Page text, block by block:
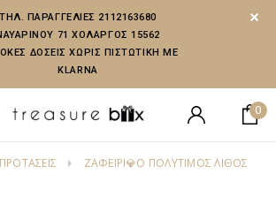
ΤΗΛ. ΠΑΡΑΓΓΕΛΙΕΣ 2112163680
71 ΧΟΛΑΡΓΟΣ 15562
ΔΟΣΕΙΣ ΧΩΡΙΣ ΠΙΣΤΩΤΙΚΗ ΜΕ
KLARNA
0
ΖΑΦΕΊΡΙ💎Ο ΠΟΛΎΤΙΜΟΣ ΛΊΘΟΣ